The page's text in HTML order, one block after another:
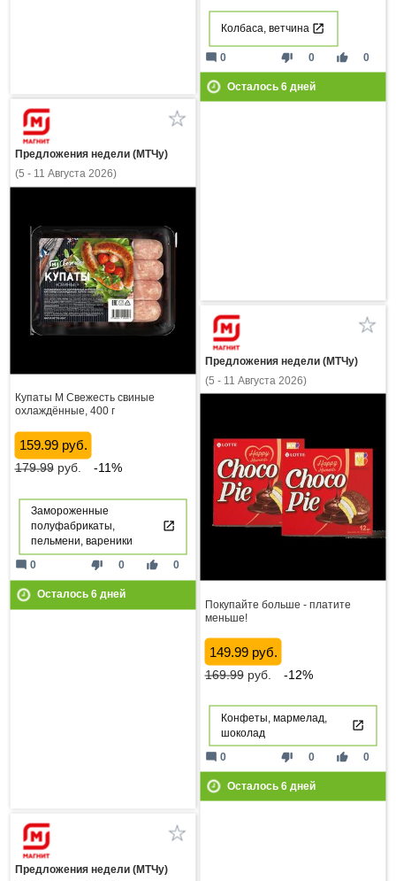
Колбаса, ветчина
thumb_down 0 thumb_up 0
mode_comment 0
Осталось 6дней
Предложения недели (МТЧу)
(5 - 11 Августа 2026)
Купаты М Свежесть свиные
охлаждённые, 400 г
159.99 руб.
179.99руб. -11%
Замороженные
полуфабрикаты,
пельмени, вареники
thumb_down 0 thumb_up 0
mode_comment 0
Осталось 6дней
Предложения недели (МТЧу)
(5 - 11 Августа 2026)
Покупайте больше - платите
меньше!
149.99 руб.
169.99руб. -12%
Конфеты, мармелад,
шоколад
thumb_down 0 thumb_up 0
mode_comment 0
Осталось 6дней
Предложения недели (МТЧу)